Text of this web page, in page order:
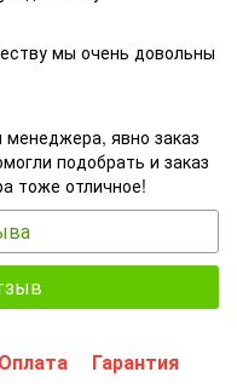
мы очень довольны
менеджера, явно заказ
подобрать и заказ
тоже отличное!
Оплата Гарантия